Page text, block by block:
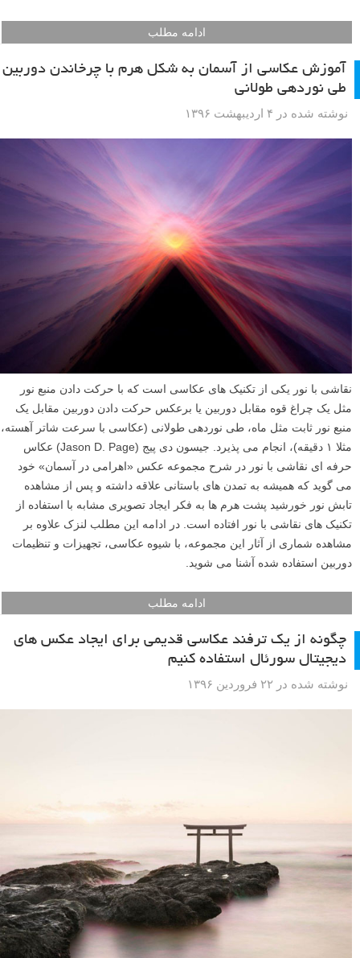
ادامه مطلب
آموزش عکاسی از آسمان به شکل هرم با چرخاندن دوربین
طی نوردهی طولانی
نوشته شده در ۴ اردیبهشت ۱۳۹۶
نقاشی با نور یکی از تکنیک های عکاسی است که با حرکت دادن منبع نور
مثل یک چراغ قوه مقابل دوربین یا برعکس حرکت دادن دوربین مقابل یک
منبع نور ثابت مثل ماه، طی نوردهی طولانی (عکاسی با سرعت شاتر آهسته،
مثلا ۱ دقیقه)، انجام می پذیرد. جیسون دی پیج (Jason D. Page) عکاس
حرفه ای نقاشی با نور در شرح مجموعه عکس «اهرامی در آسمان» خود
می گوید که همیشه به تمدن های باستانی علاقه داشته و پس از مشاهده
تابش نور خورشید پشت هرم ها به فکر ایجاد تصویری مشابه با استفاده از
تکنیک های نقاشی با نور افتاده است. در ادامه این مطلب لنزک علاوه بر
مشاهده شماری از آثار این مجموعه، با شیوه عکاسی، تجهیزات و تنظیمات
دوربین استفاده شده آشنا می شوید.
ادامه مطلب
چگونه از یک ترفند عکاسی قدیمی برای ایجاد عکس های
دیجیتال سورئال استفاده کنیم
نوشته شده در ۲۲ فروردین ۱۳۹۶